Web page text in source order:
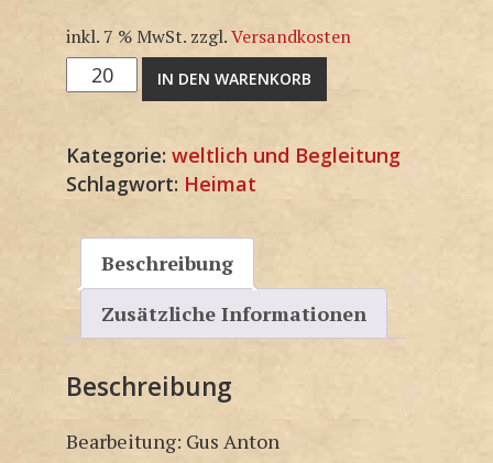
inkl. 7 % MwSt. zzgl.Versandkosten
M1469SP
Menge
IN DEN WARENKORB
Kategorie: weltlich und Begleitung
Schlagwort: Heimat
Beschreibung
Zusätzliche Informationen
Beschreibung
Bearbeitung: Gus Anton